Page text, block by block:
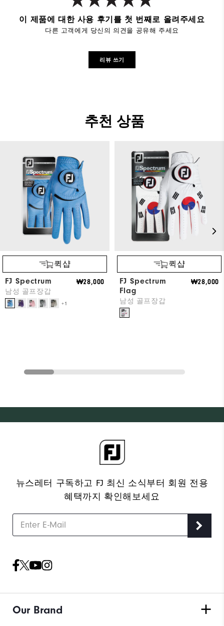
이 제품에 대한 사용 후기를 첫 번째로 올려주세요
다른 고객에게 당신의 의견을 공유해 주세요
리뷰 쓰기
추천 상품
퀵샵
FJ Spectrum
남성 골프장갑
₩28,000
+1
퀵샵
FJ Spectrum
Flag
남성 골프장갑
₩28,000
뉴스레터 구독하고 FJ 최신 소식부터 회원 전용
혜택까지 확인해보세요
Our Brand